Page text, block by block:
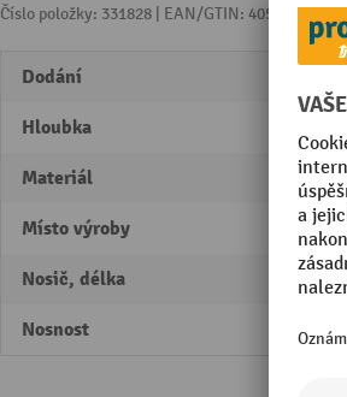
Číslo položky: 331828 | EAN/GTIN:
Dodání
Hloubka
Materiál
Místo výroby
Nosič, délka
Nosnost